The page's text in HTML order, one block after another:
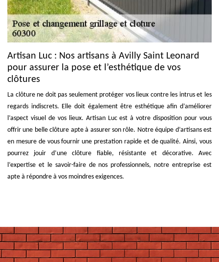
Artisan Luc : Nos artisans à Avilly Saint Leonard
pour assurer la pose et l’esthétique de vos
clôtures
La clôture ne doit pas seulement protéger vos lieux contre les intrus et les
regards indiscrets. Elle doit également être esthétique afin d’améliorer
l’aspect visuel de vos lieux. Artisan Luc est à votre disposition pour vous
offrir une belle clôture apte à assurer son rôle. Notre équipe d’artisans est
en mesure de vous fournir une prestation rapide et de qualité. Ainsi, vous
pourrez jouir d’une clôture fiable, résistante et décorative. Avec
l’expertise et le savoir-faire de nos professionnels, notre entreprise est
apte à répondre à vos moindres exigences.